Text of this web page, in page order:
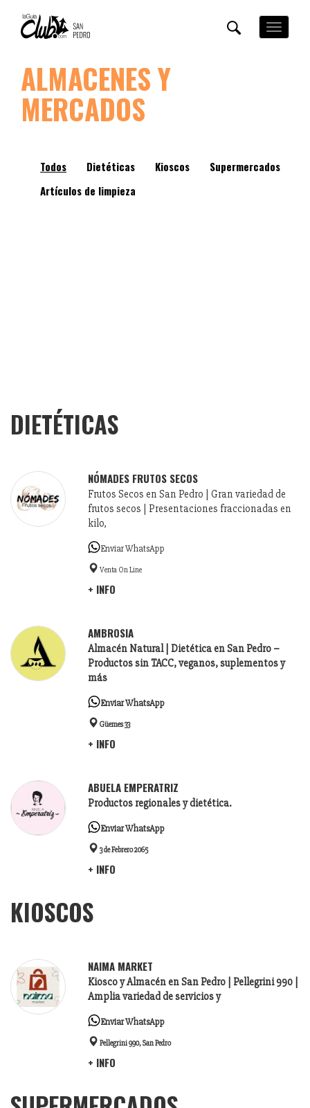
contenido
Toggle
navigation
ALMACENES Y
MERCADOS
Todos Dietéticas Kioscos
Supermercados
Artículos de limpieza
DIETÉTICAS
NÓMADES FRUTOS SECOS
Frutos Secos en San Pedro | Gran variedad de
frutos secos | Presentaciones fraccionadas en
kilo,
Enviar WhatsApp
Venta On Line
+ INFO
AMBROSIA
Almacén Natural | Dietética en San Pedro –
Productos sin TACC, veganos, suplementos y
más
Enviar WhatsApp
Güemes 33
+ INFO
ABUELA EMPERATRIZ
Productos regionales y dietética.
Enviar WhatsApp
3 de Febrero 2065
+ INFO
KIOSCOS
NAIMA MARKET
Kiosco y Almacén en San Pedro | Pellegrini 990 |
Amplia variedad de servicios y
Enviar WhatsApp
Pellegrini 990, San Pedro
+ INFO